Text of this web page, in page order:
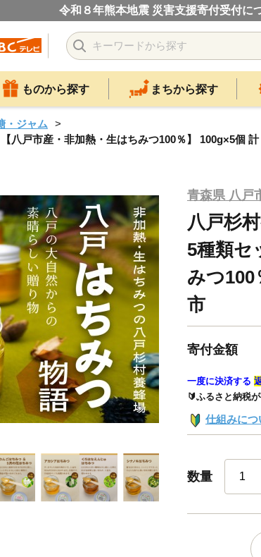
令和８年熊本地震 災害支援寄付受付に
ものから探す まちから探す
・ジャム
八戸市産・非加熱・生はちみつ100％】 100g×5個
青森県 八戸
八戸杉
5種類セ
みつ100
市
寄付金額
一度に決済する
🔰ふるさと納税
仕組みにつ
数量